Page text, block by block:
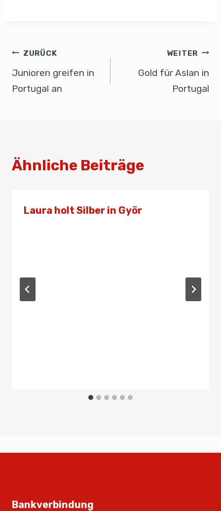
b
o
o
n
ZURÜCK
Junioren greifen in
Portugal an
WEITER
Gold für Aslan in
Portugal
Ähnliche Beiträge
Laura holt Silber in Györ
Bankverbindung